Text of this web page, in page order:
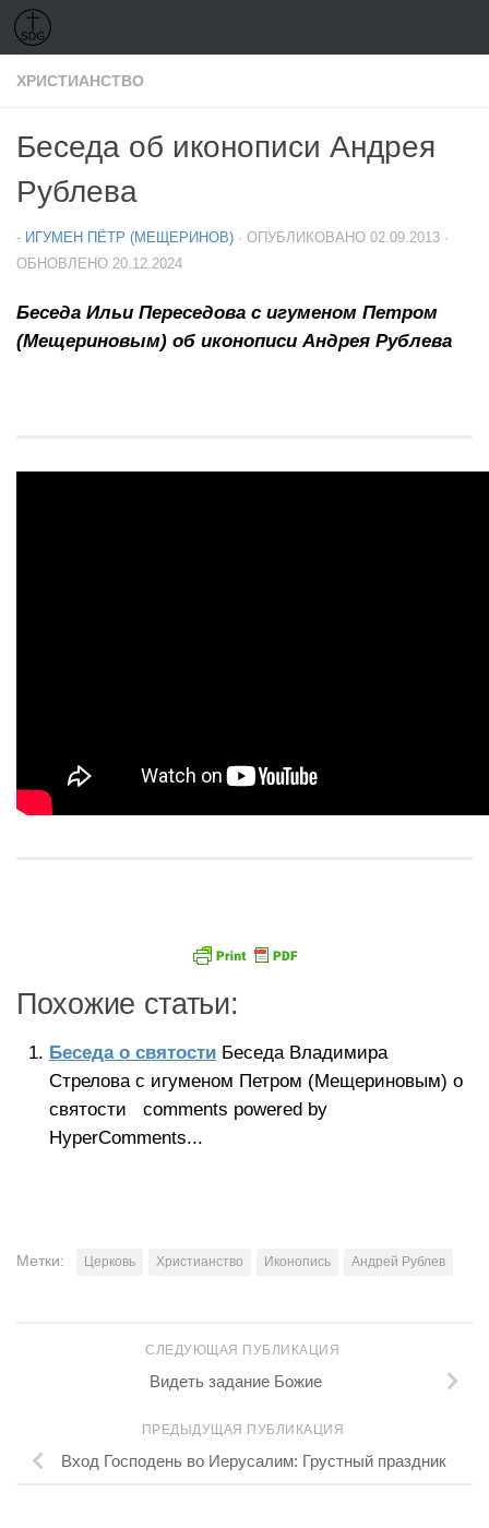
Перейти к содержимому
ХРИСТИАНСТВО
Беседа об иконописи Андрея
Рублева
- ИГУМЕН ПЁТР (МЕЩЕРИНОВ) · ОПУБЛИКОВАНО 02.09.2013 ·
ОБНОВЛЕНО 20.12.2024
Беседа Ильи Переседова с игуменом Петром
(Мещериновым) об иконописи Андрея Рублева
Похожие статьи:
Беседа о святости Беседа Владимира
Стрелова с игуменом Петром (Мещериновым) о
святости comments powered by
HyperComments...
Метки: Церковь Христианство Иконопись Андрей Рублев
СЛЕДУЮЩАЯ ПУБЛИКАЦИЯ
Видеть задание Божие
ПРЕДЫДУЩАЯ ПУБЛИКАЦИЯ
Вход Господень во Иерусалим: Грустный праздник